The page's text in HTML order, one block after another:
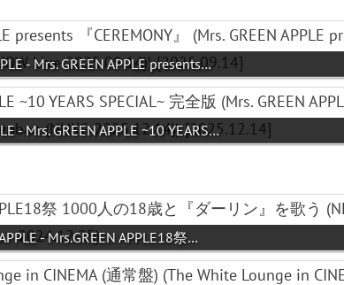
- Mrs. GREEN APPLE presents…
- Mrs. GREEN APPLE ~10 YEARS…
- Mrs.GREEN APPLE18祭…